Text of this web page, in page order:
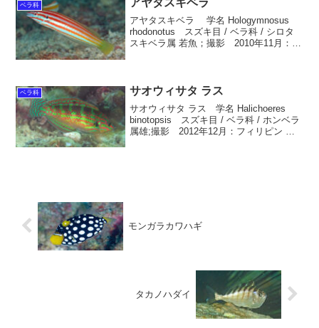
ベラ科 アヤタスキベラ
アヤタスキベラ 学名 Hologymnosus
rhodonotus スズキ目 / ベラ科 / シロタ
スキベラ属 若魚；撮影 2010年11月：高
ベラ科 サオウィサタ ラス
サオウィサタ ラス 学名 Halichoeres
binotopsis スズキ目 / ベラ科 / ホンベラ
属雄;撮影 2012年12月：フィリピン マ
モンガラカワハギ
タカノハダイ